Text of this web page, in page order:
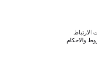
الارتباط
والاحكام